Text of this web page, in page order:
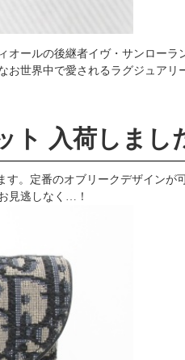
オールの後継者イヴ・サンローラ
お世界中で愛されるラグジュアリ
ト 入荷しまし
す。定番のオブリークデザインが
見逃しなく…！